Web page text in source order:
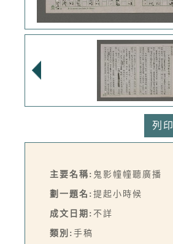
列印
主要名稱: 鬼影幢幢聽廣播
劃一題名: 提起小時候
成文日期: 不詳
類別: 手稿